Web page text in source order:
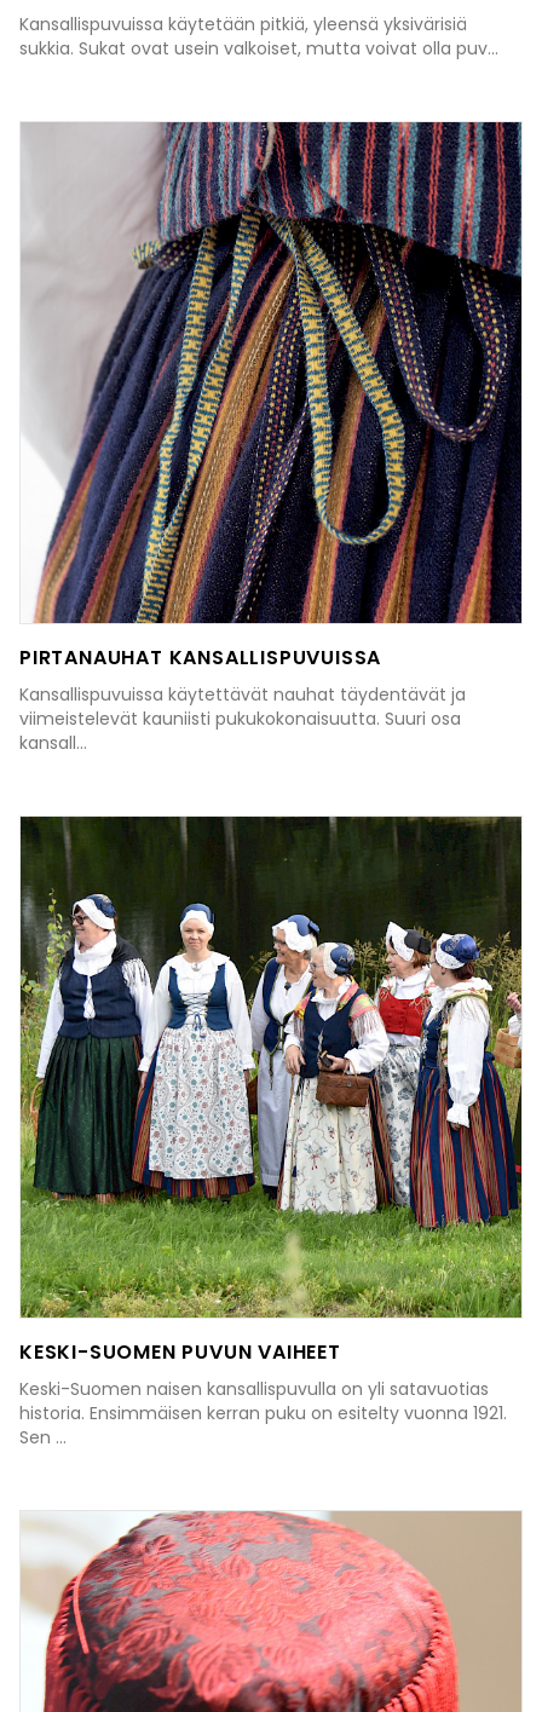
Kansallispuvuissa käytetään pitkiä, yleensä yksivärisiä
sukkia. Sukat ovat usein valkoiset, mutta voivat olla puv...
PIRTANAUHAT KANSALLISPUVUISSA
Kansallispuvuissa käytettävät nauhat täydentävät ja
viimeistelevät kauniisti pukukokonaisuutta. Suuri osa
kansall...
KESKI-SUOMEN PUVUN VAIHEET
Keski-Suomen naisen kansallispuvulla on yli satavuotias
historia. Ensimmäisen kerran puku on esitelty vuonna 1921.
Sen ...